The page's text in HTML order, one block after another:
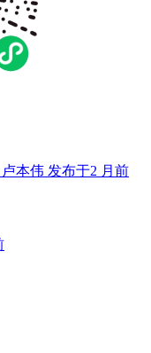
卢本伟 发布于2 月前